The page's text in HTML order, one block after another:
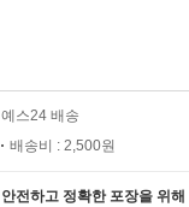
예스24 배송
배송비 : 2,500원
안전하고 정확한 포장을 위